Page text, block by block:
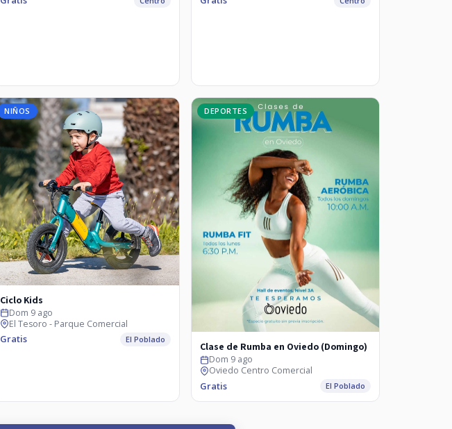
NIÑOS
Ciclo Kids
Dom 9 ago
El Tesoro - Parque Comercial
Gratis El Poblado
DEPORTES
Clase de Rumba en Oviedo (Domingo)
Dom 9 ago
Oviedo Centro Comercial
Gratis El Poblado